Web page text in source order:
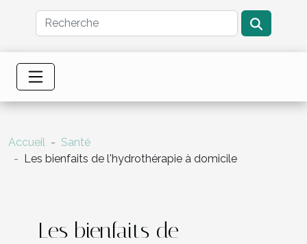
Accueil
Santé
Les bienfaits de l'hydrothérapie à domicile
Les bienfaits de